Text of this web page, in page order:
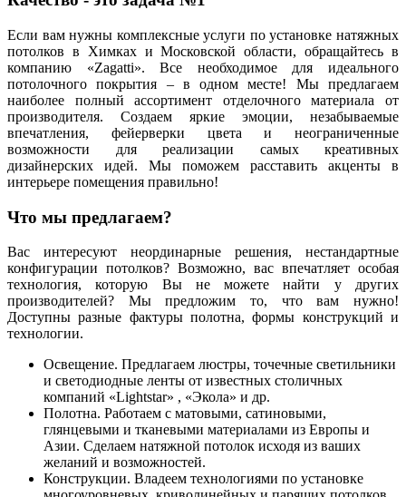
Если вам нужны комплексные услуги по установке натяжных
потолков в Химках и Московской области, обращайтесь в
компанию «Zagatti». Все необходимое для идеального
потолочного покрытия – в одном месте! Мы предлагаем
наиболее полный ассортимент отделочного материала от
производителя. Создаем яркие эмоции, незабываемые
впечатления, фейерверки цвета и неограниченные
возможности для реализации самых креативных
дизайнерских идей. Мы поможем расставить акценты в
интерьере помещения правильно!
Что мы предлагаем?
Вас интересуют неординарные решения, нестандартные
конфигурации потолков? Возможно, вас впечатляет особая
технология, которую Вы не можете найти у других
производителей? Мы предложим то, что вам нужно!
Доступны разные фактуры полотна, формы конструкций и
технологии.
Освещение. Предлагаем люстры, точечные светильники
и светодиодные ленты от известных столичных
компаний «Lightstar» , «Экола» и др.
Полотна. Работаем с матовыми, сатиновыми,
глянцевыми и тканевыми материалами из Европы и
Азии. Сделаем натяжной потолок исходя из ваших
желаний и возможностей.
Конструкции. Владеем технологиями по установке